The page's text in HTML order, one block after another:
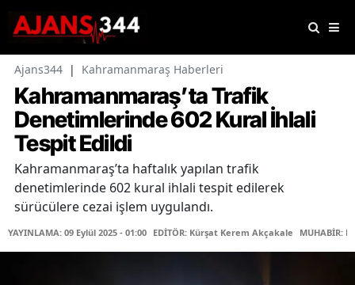
Ajans344 | Kahramanmaraş Haberleri
Kahramanmaraş’ta Trafik
Denetimlerinde 602 Kural İhlali
Tespit Edildi
Kahramanmaraş’ta haftalık yapılan trafik
denetimlerinde 602 kural ihlali tespit edilerek
sürücülere cezai işlem uygulandı.
YAYINLAMA: 09 Eylül 2025 - 01:00 EDİTÖR: Kürşat Kerem Akçakale MUHABİR: